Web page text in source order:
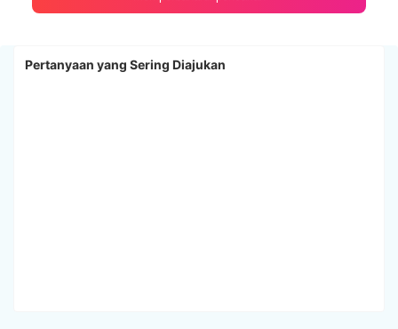
Pertanyaan yang Sering Diajukan